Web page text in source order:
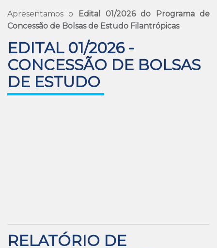
Apresentamos o Edital 01/2026 do Programa de
Concessão de Bolsas de Estudo Filantrópicas.
EDITAL 01/2026 -
CONCESSÃO DE BOLSAS
DE ESTUDO
RELATÓRIO DE